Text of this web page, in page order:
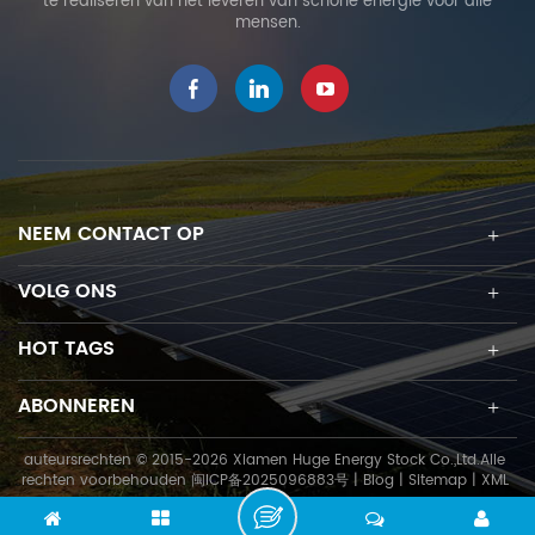
zonne-montage Dakhaken
worden toegepast op veel
zoals dakpannen, romeinse
dakpannen, leien,
kleipannen etc. Verstelbare
haken kunnen zowel
horizontaal als verticaal
versteld worden. Kenmerken
_ Eenvoudige en snelle
installatie Gemaakt van SUS
304 roestvrij staal Geen
boren of lassen op het dak
Dakhaakset HE-24-W02 Het
spoor 11-R12-L
Railverbindingsset HE-15-
R12-L Middenklemset HE-17-
IC19XX Eindklemset HE-18-
mensen.
NEEM CONTACT OP
VOLG ONS
HOT TAGS
ABONNEREN
auteursrechten © 2015-2026 Xiamen Huge Energy Stock Co.,Ltd.Alle
rechten voorbehouden 闽ICP备2025096883号|Blog | Sitemap| XML